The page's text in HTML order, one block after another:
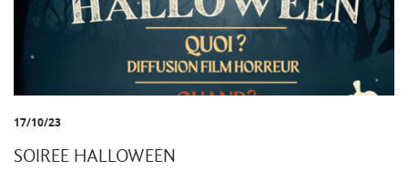
17/10/23
SOIREE HALLOWEEN